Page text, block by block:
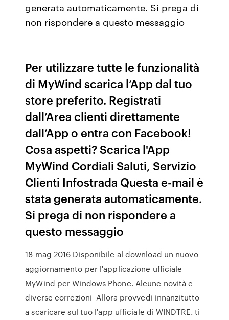
generata automaticamente. Si prega di
non rispondere a questo messaggio
Per utilizzare tutte le funzionalità
di MyWind scarica l’App dal tuo
store preferito. Registrati
dall’Area clienti direttamente
dall’App o entra con Facebook!
Cosa aspetti? Scarica l'App
MyWind Cordiali Saluti, Servizio
Clienti Infostrada Questa e-mail è
stata generata automaticamente.
Si prega di non rispondere a
questo messaggio
18 mag 2016 Disponibile al download un nuovo
aggiornamento per l'applicazione ufficiale
MyWind per Windows Phone. Alcune novità e
diverse correzioni Allora provvedi innanzitutto
a scaricare sul tuo l'app ufficiale di WINDTRE. ti